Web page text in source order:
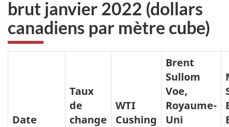
brut janvier 2022 (dollars
canadiens par mètre cube)
Date
Taux
de
change
WTI
Cushing
Brent
Sullom
Voe,
Royaume-
Uni